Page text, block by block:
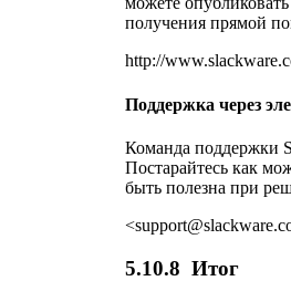
получения прямой
http://
Поддержка через
Команда поддержки
Постарайтесь как
быть полезна при
<
5.10.8 Итог